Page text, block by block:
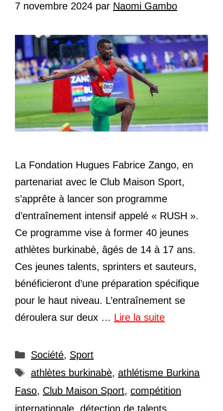
7 novembre 2024 par Naomi Gambo
La Fondation Hugues Fabrice Zango, en
partenariat avec le Club Maison Sport,
s’apprête à lancer son programme
d’entraînement intensif appelé « RUSH ».
Ce programme vise à former 40 jeunes
athlètes burkinabè, âgés de 14 à 17 ans.
Ces jeunes talents, sprinters et sauteurs,
bénéficieront d’une préparation spécifique
pour le haut niveau. L’entraînement se
déroulera sur deux … Lire la suite
Catégories
Société, Sport
Étiquettes
athlètes burkinabè, athlétisme Burkina
Faso, Club Maison Sport, compétition
internationale, détection de talents,